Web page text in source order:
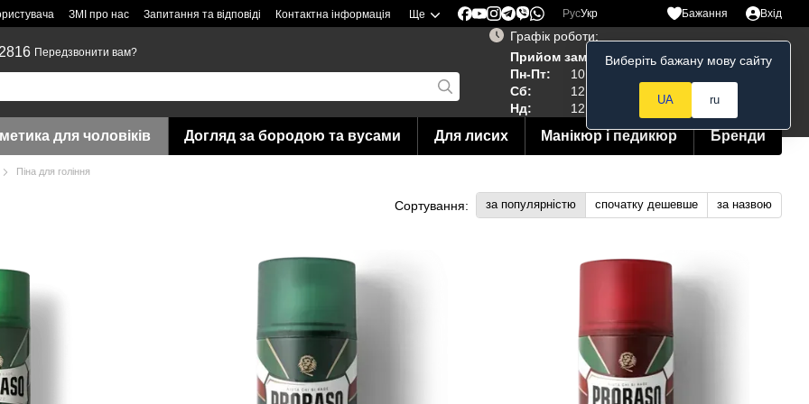
ЗМІ про нас Запитання та відповіді Контактна інформація Ще РусУкр Бажання Вхід
Передзвонити вам?
Графік роботи:
Прийом замовлень 24/7
Пн-Пт:
10:00–19:00
Сб:
12:00–18:00
Нд:
12:00--15:00
Мій кошик
для чоловіків Догляд за бородою та вусами Для лисих Манікюр і педикюр Бренди
Піна для гоління
Сортування: за популярністю спочатку дешевше за назвою
Виберіть бажану мову сайту
UA ru